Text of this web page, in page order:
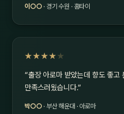
이○○ · 경기 수원 · 홈타이
★★★★ ★
“출장 아로마 받았는데 향도 좋고
만족스러웠습니다.”
박○○ · 부산 해운대 · 아로마